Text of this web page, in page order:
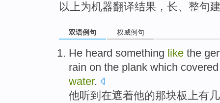
以上为机器翻译结果，长、整句
双语例句 权威例句
He heard something like the
rain on the plank which covered
water.
他听到 在遮着他的那块板上有几